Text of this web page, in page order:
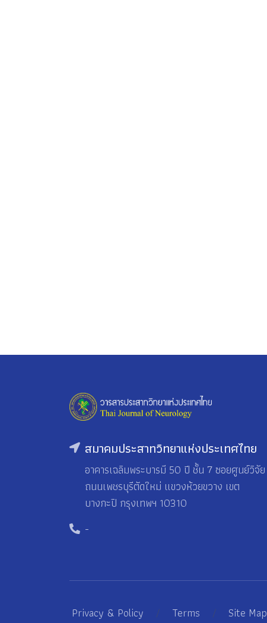
สมาคมประสาทวิทยาแห่งประเทศไทย
อาคารเฉลิมพระบารมี 50 ปี ชั้น 7 ซอยศูนย์วิจัย
ถนนเพชรบุรีตัดใหม่ แขวงห้วยขวาง เขต
บางกะปิ กรุงเทพฯ 10310
-
Privacy & Policy / Terms / Site Map